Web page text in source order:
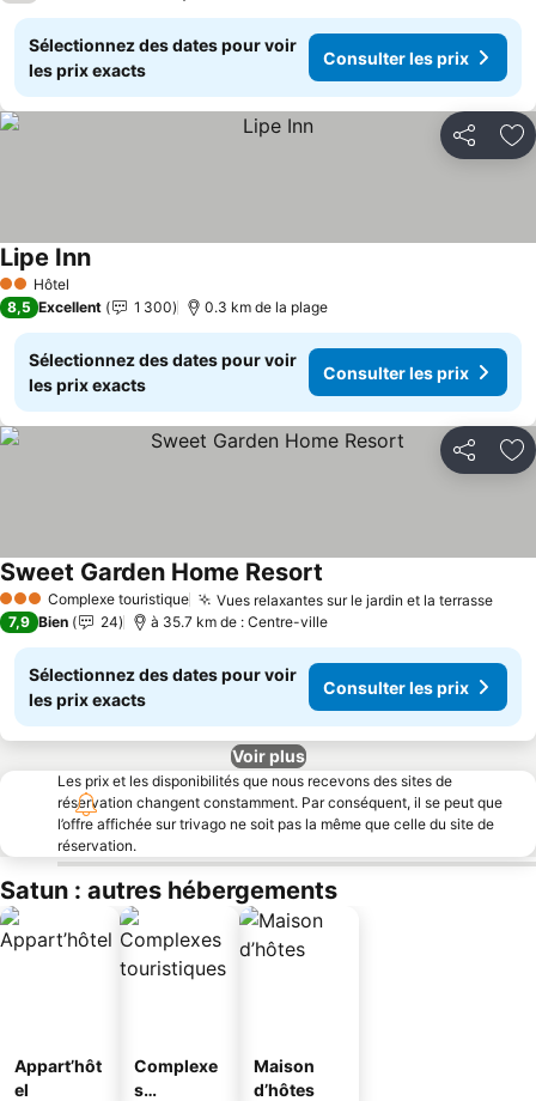
Sélectionnez des dates pour voir
les prix exacts
Consulter les prix
Partager
2 Étoiles
Hôtel
Lipe InnConsulter les prix
8,5 Excellent 1 300 0.3 km de la plage
Sélectionnez des dates pour voir
les prix exacts
Consulter les prix
Partager
3 ÉtoilesComplexe touristique Vues relaxantes sur le jardin et la terrasse
Sweet Garden Home Resort
7,9 Bien 24 à 35.7 km de : Centre-ville
Sélectionnez des dates pour voir
les prix exacts
Consulter les prix
Voir plus
Les prix et les disponibilités que nous recevons des sites de
réservation changent constamment. Par conséquent, il se peut que
l’offre affichée sur trivago ne soit pas la même que celle du site de
réservation.
Satun : autres hébergements
Appart’hôt
el
Complexe
s
Maison
d’hôtes